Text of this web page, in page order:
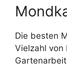
Die besten
Vielzahl von